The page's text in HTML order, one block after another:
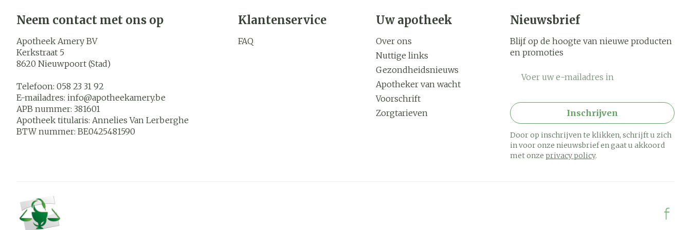
Neem contact met ons op
Apotheek Amery BV
Kerkstraat 5
8620 Nieuwpoort (Stad)
Telefoon: 058 23 31 92
E-mailadres: info@apotheekamery.be
APB nummer: 381601
Apotheek titularis: Annelies Van Lerberghe
BTW nummer: BE0425481590
Klantenservice
FAQ
Uw apotheek
Over ons
Nuttige links
Gezondheidsnieuws
Apotheker van wacht
Voorschrift
Zorgtarieven
Nieuwsbrief
Blijf op de hoogte van nieuwe producten
en promoties
Inschrijven
Door op inschrijven te klikken, schrijft u zich
in voor onze nieuwsbrief en gaat u akkoord
met onze privacy policy.